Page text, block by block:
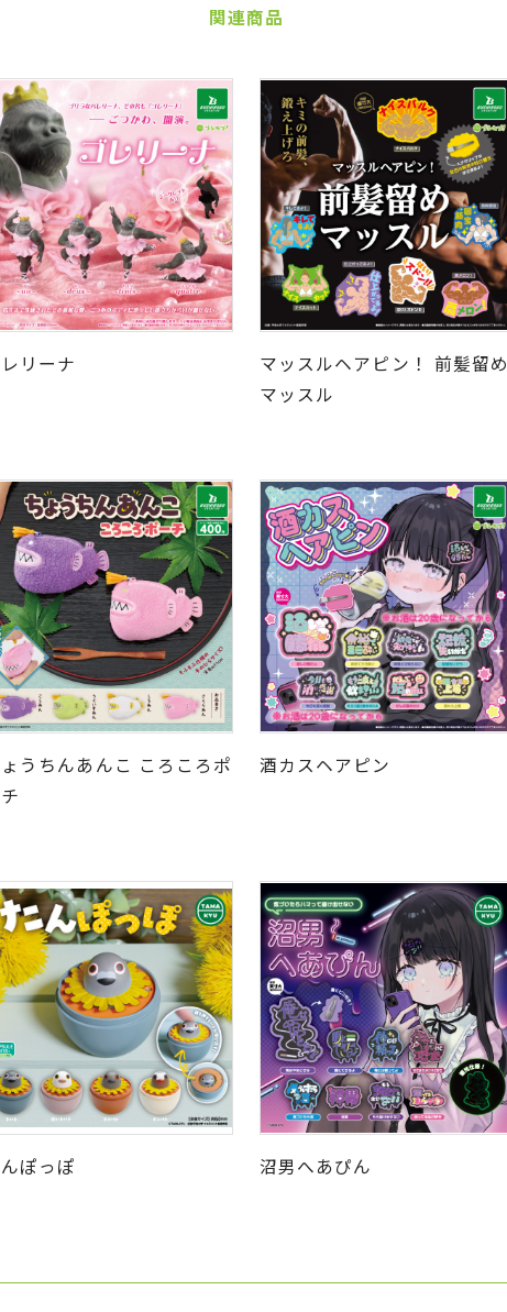
関連商品
リーナ
マッスルヘアピン！ 前髪留め
マッスル
うちんあんこ ころころポ
酒カスヘアピン
ぽっぽ 沼男へあぴん